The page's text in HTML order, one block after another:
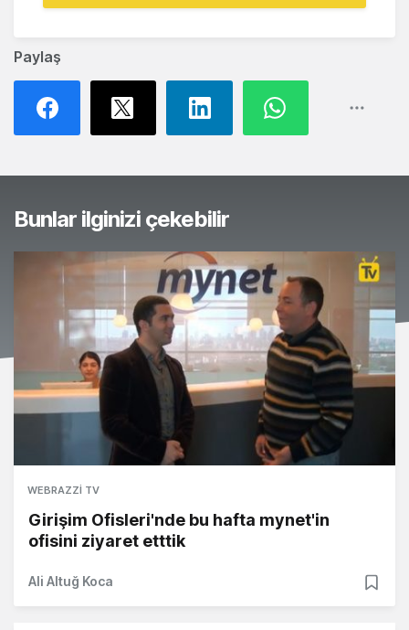
Paylaş
Bunlar ilginizi çekebilir
WEBRAZZI TV
Girişim Ofisleri'nde bu hafta mynet'in
ofisini ziyaret etttik
Ali Altuğ Koca